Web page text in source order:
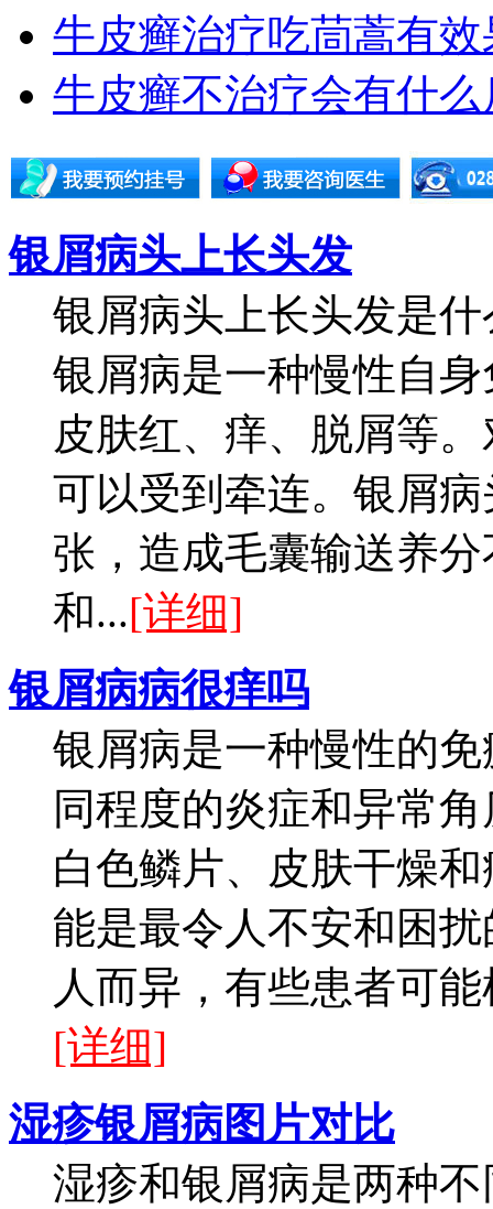
牛皮癣治疗吃茼蒿有效
牛皮癣不治疗会有什么
银屑病头上长头发
银屑病头上长头发是
银屑病是一种慢性自
皮肤红、痒、脱屑等
可以受到牵连。银屑
张，造成毛囊输送养
和...[详细]
银屑病病很痒吗
银屑病是一种慢性的
同程度的炎症和异常
白色鳞片、皮肤干燥
能是最令人不安和困
人而异，有些患者可
[详细]
湿疹银屑病图片对比
湿疹和银屑病是两种